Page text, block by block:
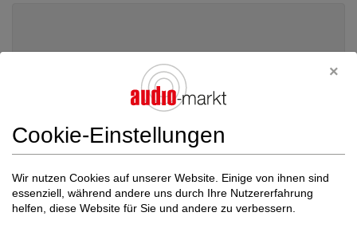
Cookie-Einstellungen
Wir nutzen Cookies auf unserer Website. Einige von ihnen sind
essenziell, während andere uns durch Ihre Nutzererfahrung
helfen, diese Website für Sie und andere zu verbessern.